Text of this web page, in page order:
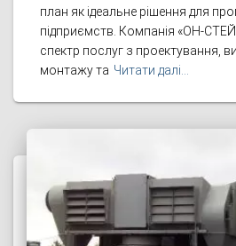
план як ідеальне рішення для
підприємств. Компанія «ОН-
спектр послуг з проектування,
монтажу та Читати далі…